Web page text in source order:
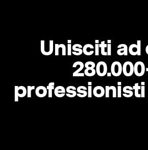
Unisciti ad